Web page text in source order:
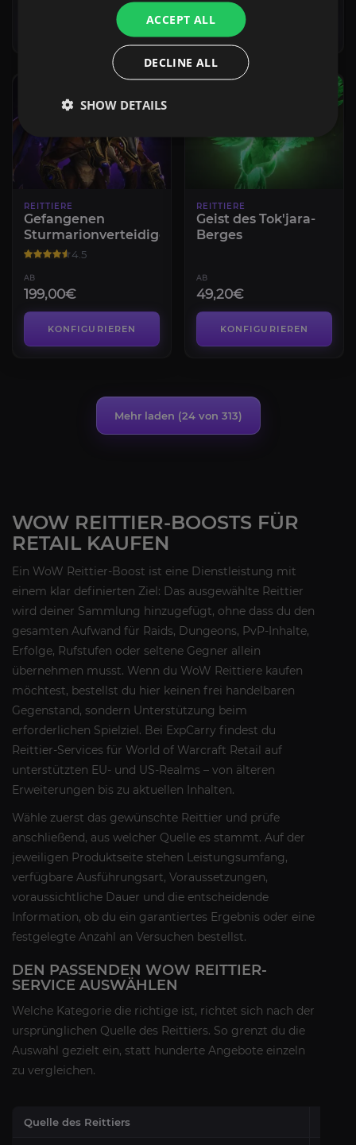
KONFIGURIEREN KONFIGURIEREN
REITTIERE
Gefangenen
Sturmarionverteidigers
4.5
AB
199,00€
KONFIGURIEREN
REITTIERE
Geist des Tok'jara-
Berges
AB
49,20€
KONFIGURIEREN
Mehr laden (24von 313)
WOW REITTIER-BOOSTS FÜR
RETAIL KAUFEN
Ein WoW Reittier-Boost ist eine Dienstleistung mit
einem klar definierten Ziel: Das ausgewählte Reittier
wird deiner Sammlung hinzugefügt, ohne dass du den
gesamten Aufwand für Raids, Dungeons, PvP-Inhalte,
Erfolge, Rufstufen oder seltene Gegner allein
übernehmen musst. Wenn du WoW Reittiere kaufen
möchtest, bestellst du hier keinen frei handelbaren
Gegenstand, sondern Unterstützung beim
erforderlichen Spielziel. Bei ExpCarry findest du
Reittier-Services für World of Warcraft Retail auf
unterstützten EU- und US-Realms – von älteren
Erweiterungen bis zu aktuellen Inhalten.
Wähle zuerst das gewünschte Reittier und prüfe
anschließend, aus welcher Quelle es stammt. Auf der
jeweiligen Produktseite stehen Leistungsumfang,
verfügbare Ausführungsart, Voraussetzungen,
voraussichtliche Dauer und die entscheidende
Information, ob du ein garantiertes Ergebnis oder eine
festgelegte Anzahl an Versuchen bestellst.
DEN PASSENDEN WOW REITTIER-
SERVICE AUSWÄHLEN
Welche Kategorie die richtige ist, richtet sich nach der
ursprünglichen Quelle des Reittiers. So grenzt du die
Auswahl gezielt ein, statt hunderte Angebote einzeln
zu vergleichen.
Quelle des Reittiers
ACCEPT ALL
DECLINE ALL
SHOW DETAILS